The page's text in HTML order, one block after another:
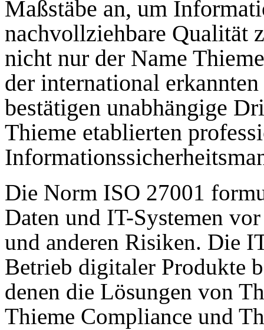
Maßstäbe an, um
nachvollziehbare Qualität
nicht nur der Name
der international
bestätigen unabhängige
Thieme etablierten
Die Norm ISO 27001
Daten und IT-Systemen
und anderen Risiken. Die
Betrieb digitaler Produkte
denen die Lösungen von
Thieme Compliance und